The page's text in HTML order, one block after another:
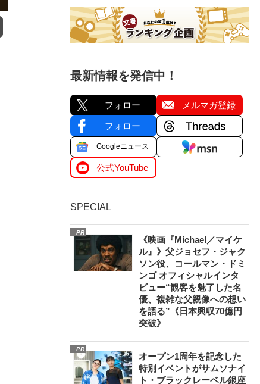
最新情報を発信中！
フォロー メルマガ登録
フォロー
Googleニュース
公式YouTube
SPECIAL
PR
《映画『Michael／マイケ
ル』》父ジョセフ・ジャク
ソン役、コールマン・ドミ
ンゴ オフィシャルインタ
ビュー“観客を魅了した名
優、複雑な父親像への想い
を語る”《日本興収70億円
突破》
PR
オープン1周年を記念した
特別イベントがサムソナイ
ト・ブラックレーベル銀座